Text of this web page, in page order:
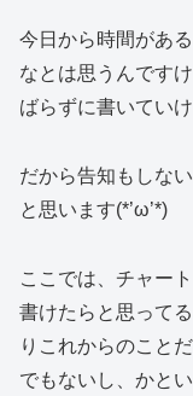
今日から時間があ
なとは思うんです
ばらずに書いてい
だから告知もしな
と思います(*’ω’*)
ここでは、チャー
書けたらと思って
りこれからのこと
でもないし、かと